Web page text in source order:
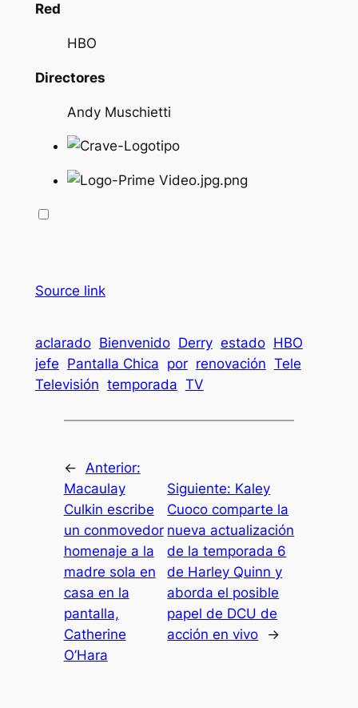
Red
HBO
Directores
Andy Muschietti
Source link
aclarado Bienvenido Derry estado HBO
jefe Pantalla Chica por renovación Tele
Televisión temporada TV
←
Anterior:
Macaulay
Culkin escribe
un conmovedor
homenaje a la
madre sola en
casa en la
pantalla,
Catherine
O’Hara
Siguiente: Kaley
Cuoco comparte la
nueva actualización
de la temporada 6
de Harley Quinn y
aborda el posible
papel de DCU de
acción en vivo
→